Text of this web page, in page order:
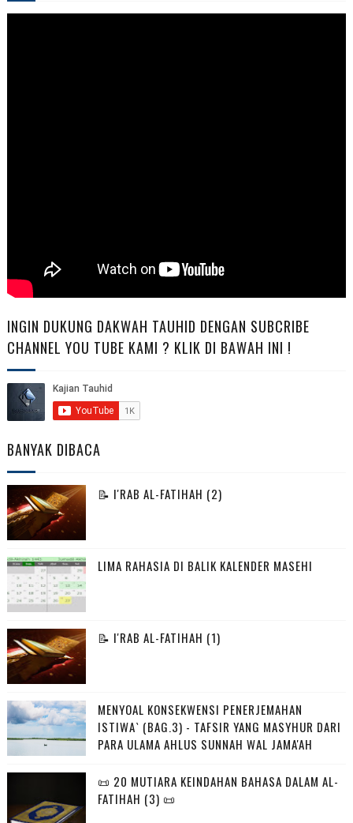
INGIN DUKUNG DAKWAH TAUHID DENGAN SUBCRIBE
CHANNEL YOU TUBE KAMI ? KLIK DI BAWAH INI !
BANYAK DIBACA
📝 I'RAB AL-FATIHAH (2)
LIMA RAHASIA DI BALIK KALENDER MASEHI
📝 I'RAB AL-FATIHAH (1)
MENYOAL KONSEKWENSI PENERJEMAHAN
ISTIWA` (BAG.3) - TAFSIR YANG MASYHUR DARI
PARA ULAMA AHLUS SUNNAH WAL JAMA'AH
📜 20 MUTIARA KEINDAHAN BAHASA DALAM AL-
FATIHAH (3) 📜